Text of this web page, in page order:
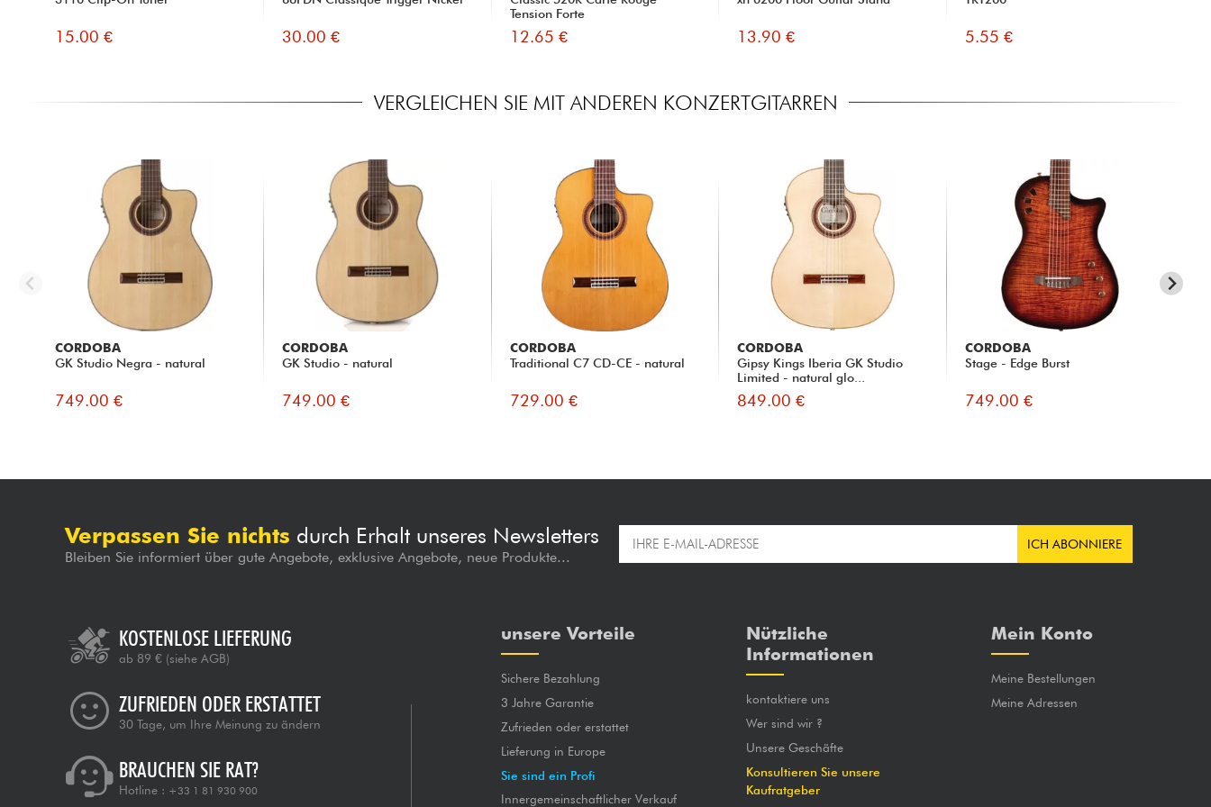
15.00 € 30.00 €
Tension Forte
12.65 € 13.90 € 5.55 €
VERGLEICHEN SIE MIT ANDEREN KONZERTGITARREN
CORDOBA
GK Studio Negra - natural
749.00 €
CORDOBA
GK Studio - natural
749.00 €
CORDOBA
Traditional C7 CD-CE - natural
729.00 €
CORDOBA
Gipsy Kings Iberia GK Studio
Limited - natural glo...
849.00 €
CORDOBA
Stage - Edge Burst
749.00 €
Verpassen Sie nichts durch Erhalt unseres Newsletters
Bleiben Sie informiert über gute Angebote, exklusive Angebote, neue Produkte...
ICH ABONNIERE
KOSTENLOSE LIEFERUNG
ab 89 € (siehe AGB)
ZUFRIEDEN ODER ERSTATTET
30 Tage, um Ihre Meinung zu ändern
BRAUCHEN SIE RAT?
Hotline : +33 1 81 930 900
unsere Vorteile
Sichere Bezahlung
3 Jahre Garantie
Zufrieden oder erstattet
Lieferung in Europe
Sie sind ein Profi
Innergemeinschaftlicher Verkauf
Nützliche
Informationen
kontaktiere uns
Wer sind wir ?
Unsere Geschäfte
Konsultieren Sie unsere
Kaufratgeber
Mein Konto
Meine Bestellungen
Meine Adressen